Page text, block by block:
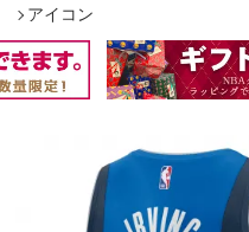
アイコン